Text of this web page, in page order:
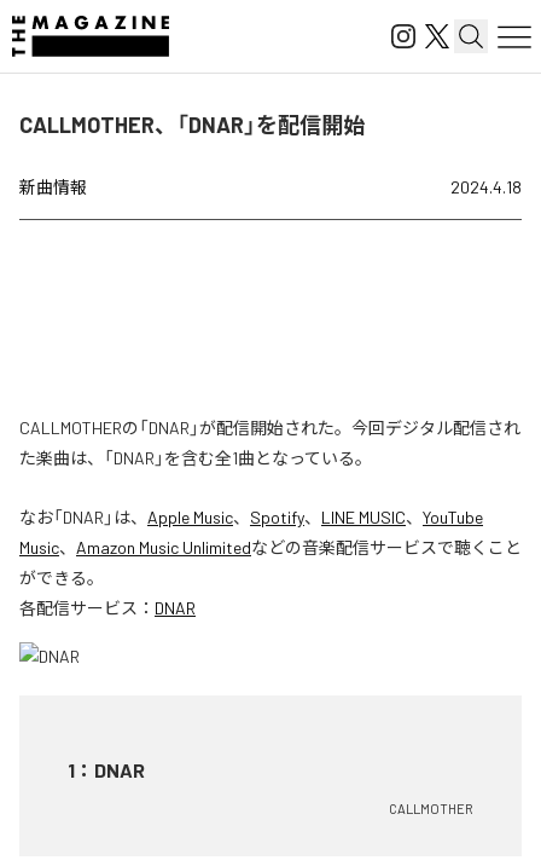
CALLMOTHER、「DNAR」を配信開始
新曲情報 2024.4.18
CALLMOTHERの「DNAR」が配信開始された。今回デジタル配信され
た楽曲は、「DNAR」を含む全1曲となっている。
なお「DNAR 」は、 Apple Music、 Spotify、 LINE MUSIC、 YouTube
Music、 Amazon Music Unlimitedなどの音楽配信サービスで聴くこと
ができる。
各配信サービス： DNAR
1 ： DNAR
CALLMOTHER